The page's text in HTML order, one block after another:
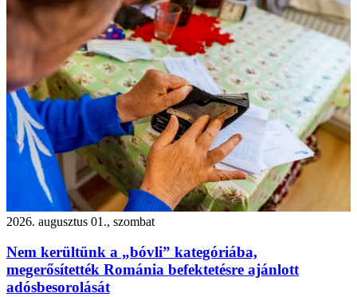
2026. augusztus 01., szombat
Nem kerültünk a „bóvli” kategóriába,
megerősítették Románia befektetésre ajánlott
adósbesorolását